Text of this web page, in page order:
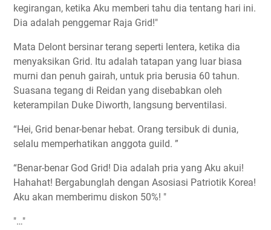
kegirangan, ketika Aku memberi tahu dia tentang hari ini.
Dia adalah penggemar Raja Grid!"
Mata Delont bersinar terang seperti lentera, ketika dia
menyaksikan Grid. Itu adalah tatapan yang luar biasa
murni dan penuh gairah, untuk pria berusia 60 tahun.
Suasana tegang di Reidan yang disebabkan oleh
keterampilan Duke Diworth, langsung berventilasi.
“Hei, Grid benar-benar hebat. Orang tersibuk di dunia,
selalu memperhatikan anggota guild. ”
“Benar-benar God Grid! Dia adalah pria yang Aku akui!
Hahahat! Bergabunglah dengan Asosiasi Patriotik Korea!
Aku akan memberimu diskon 50%! "
"…"